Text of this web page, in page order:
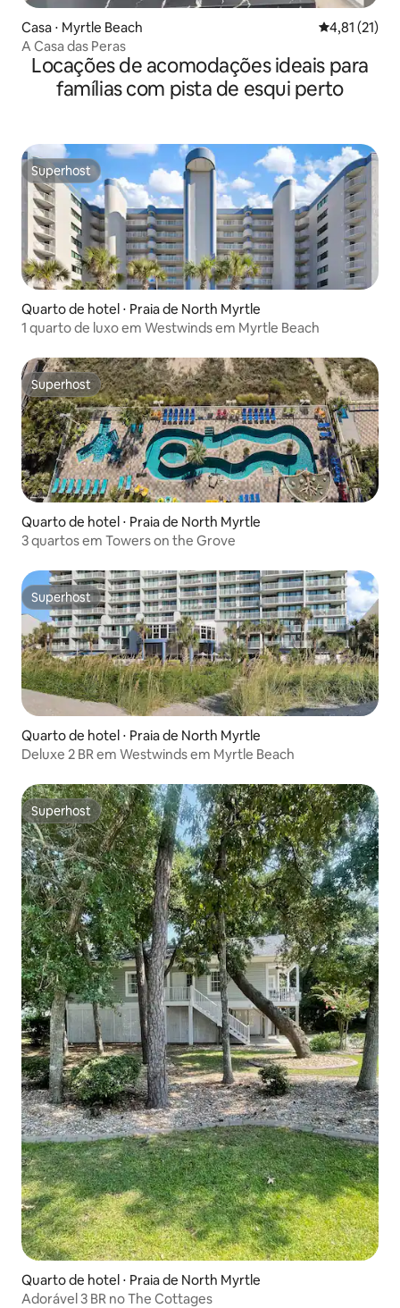
Casa ⋅ Myrtle Beach 4,81 de uma
4,81 (21)
A Casa das Peras
Locações de acomodações ideais para
famílias com pista de esqui perto
Superhost
Superhost
Quarto de hotel ⋅ Praia de North Myrtle
1 quarto de luxo em Westwinds em Myrtle Beach
Superhost
Superhost
Quarto de hotel ⋅ Praia de North Myrtle
3 quartos em Towers on the Grove
Superhost
Superhost
Quarto de hotel ⋅ Praia de North Myrtle
Deluxe 2 BR em Westwinds em Myrtle Beach
Superhost
Superhost
Quarto de hotel ⋅ Praia de North Myrtle
Adorável 3 BR no The Cottages